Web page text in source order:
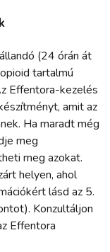
(24 órán át
tartalmú
Effentora-kezelés
amit az
Ha maradt még
meg
meg azokat.
helyen, ahol
lásd az 5.
Konzultáljon
Effentora